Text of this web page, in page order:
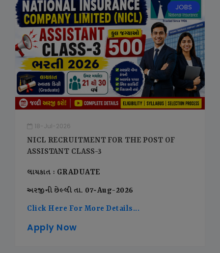
JOBS
18-Jul-2026
NICL RECRUITMENT FOR THE POST OF
ASSISTANT CLASS-3
લાયકાત : GRADUATE
અરજીની છેલ્લી તા. 07-Aug-2026
Click Here For More Details...
Apply Now